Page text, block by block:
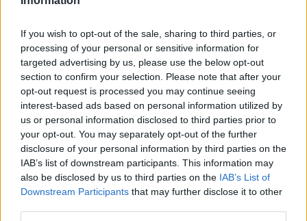
If you wish to opt-out of the sale, sharing to third parties, or
processing of your personal or sensitive information for
targeted advertising by us, please use the below opt-out
section to confirm your selection. Please note that after your
opt-out request is processed you may continue seeing
interest-based ads based on personal information utilized by
us or personal information disclosed to third parties prior to
your opt-out. You may separately opt-out of the further
disclosure of your personal information by third parties on the
IAB’s list of downstream participants. This information may
also be disclosed by us to third parties on the IAB’s List of
Downstream Participants that may further disclose it to other
Sánchez anuncia que gestionará el
fondo de 140.000 millones valorando
las propuestas de las CCAA y de la
sociedad civil
PorJose Luis Martín
Más artículos de este autor
viernes, 31 de julio de 2020